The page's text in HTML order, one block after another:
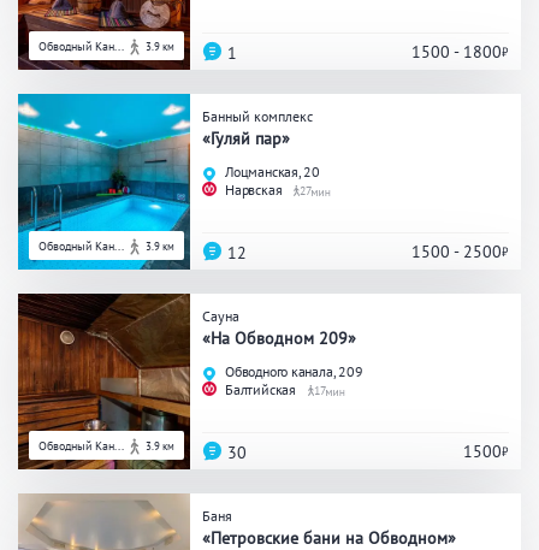
Обводный Кан... 3.9 км 1500 - 1800
1
Обводный Кан... 3.9 км
Банный комплекс
«Гуляй пар»
Лоцманская, 20
Нарвская
27
1500 - 2500
12
Обводный Кан... 3.9 км
Сауна
«На Обводном 209»
Обводного канала, 209
Балтийская
17
1500
30
Баня
«Петровские бани на Обводном»